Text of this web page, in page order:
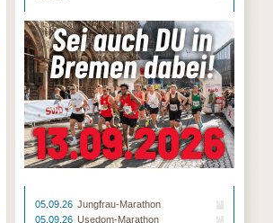
05.09.26 Jungfrau-Marathon
05.09.26 Usedom-Marathon